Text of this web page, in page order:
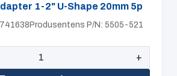
1-2" U-Shape 20mm 5p
Produsentens P/N: 5505-521
+